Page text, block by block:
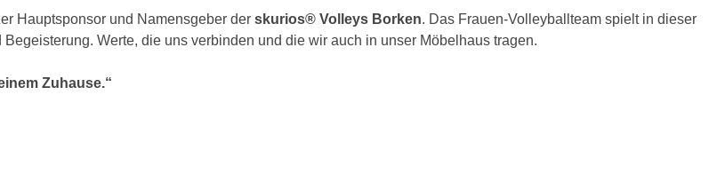
Hauptsponsor und Namensgeber der skurios® Volleys Borken. Das Frauen-Volleyballteam spielt in dieser
Werte, die uns verbinden und die wir auch in unser Möbelhaus tragen.
Zuhause.“